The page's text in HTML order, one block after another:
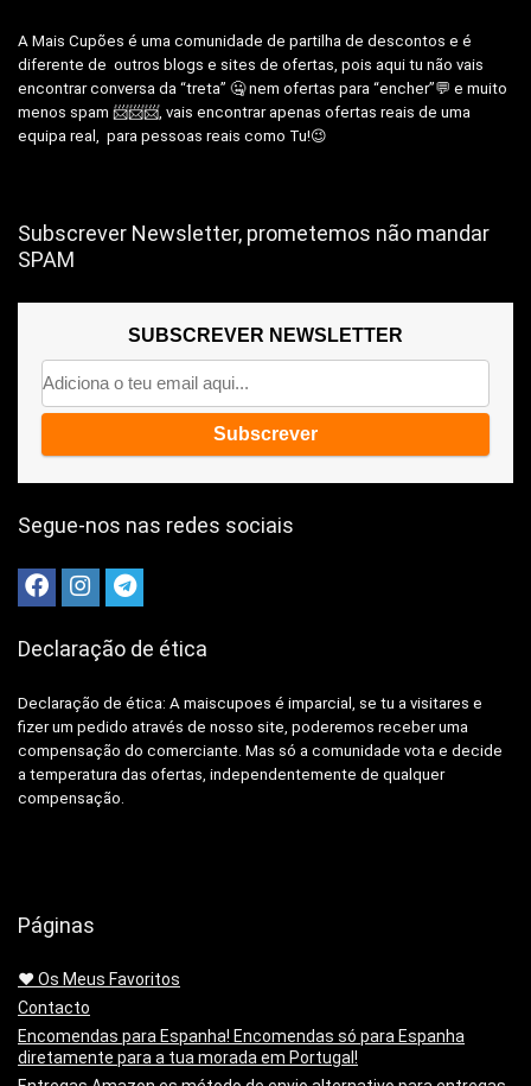
A Mais Cupões é uma comunidade de partilha de descontos e é
diferente de outros blogs e sites de ofertas, pois aqui tu não vais
encontrar conversa da “treta” 🤐 nem ofertas para “encher”💬 e muito
menos spam 📨📨📨, vais encontrar apenas ofertas reais de uma
equipa real, para pessoas reais como Tu!😉
Subscrever Newsletter, prometemos não mandar
SPAM
SUBSCREVER NEWSLETTER
Segue-nos nas redes sociais
Declaração de ética
Declaração de ética: A maiscupoes é imparcial, se tu a visitares e
fizer um pedido através de nosso site, poderemos receber uma
compensação do comerciante. Mas só a comunidade vota e decide
a temperatura das ofertas, independentemente de qualquer
compensação.
Páginas
❤️ Os Meus Favoritos
Contacto
Encomendas para Espanha! Encomendas só para Espanha
diretamente para a tua morada em Portugal!